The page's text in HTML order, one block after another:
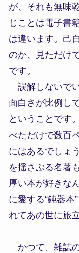
が、それも無味
じことは電子書
は違います。己
のか、見ただけ
です。
誤解しないで
面白さが比例し
ということです
べただけで数百
にはあるでしょ
を揺さぶる名著
厚い本が好きな
に愛する“鈍器本
れてあの世に旅
かつて、雑誌